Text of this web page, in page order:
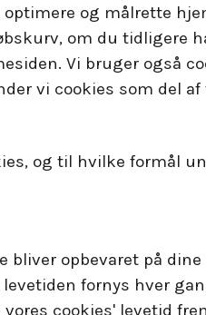
og målrette
om du tidligere
Vi bruger også
vi cookies som del
og til hvilke formål
opbevaret på
fornys hver
cookies' levetid